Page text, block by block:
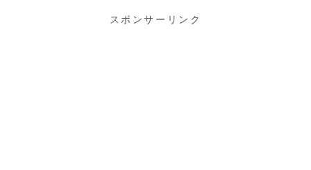
スポンサーリンク